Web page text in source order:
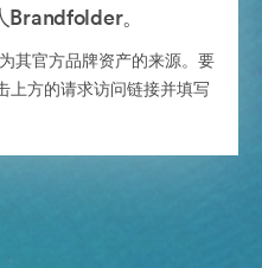
。
其官方品牌资产的来源。要
上方的请求访问链接并填写